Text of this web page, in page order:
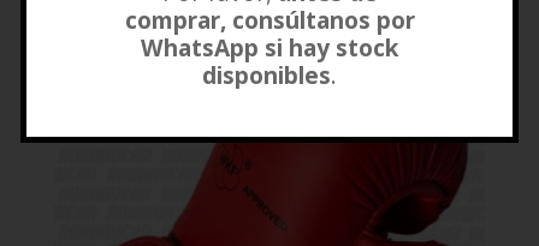
comprar, consúltanos por
WhatsApp si hay stock
disponibles.